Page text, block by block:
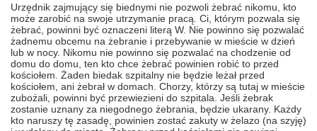
Urzędnik zajmujący się biednymi nie pozwoli żebrać nikomu, kto
może zarobić na swoje utrzymanie pracą. Ci, którym pozwala się
żebrać, powinni być oznaczeni literą W. Nie powinno się pozwalać
żadnemu obcemu na żebranie i przebywanie w mieście w dzień
lub w nocy. Nikomu nie powinno się pozwalać na chodzenie od
domu do domu, ten kto chce żebrać powinien robić to przed
kościołem. Żaden biedak szpitalny nie będzie leżał przed
kościołem, ani żebrał w domach. Chorzy, którzy są tutaj w mieście
zubożali, powinni być przewiezieni do szpitala. Jeśli żebrak
zostanie uznany za niegodnego żebrania, będzie ukarany. Każdy
kto naruszy tę zasadę, powinien zostać zakuty w żelazo (na szyję)